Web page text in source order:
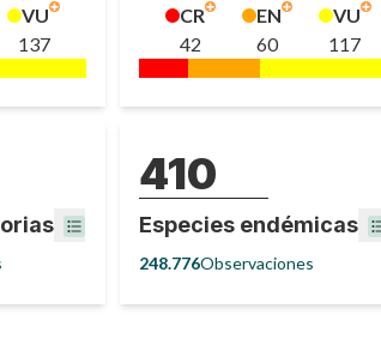
VU
137
CR
42
EN
60
VU
117
410
Especies endémicas
248.776Observaciones